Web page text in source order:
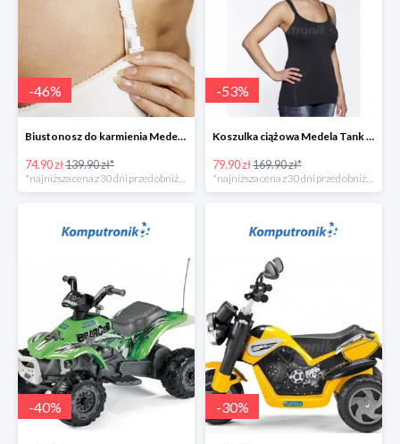
-46%
Biustonosz do karmienia Medela EVA w super cenie
74.90 zł139.90 zł*
*najniższa cena z 30 dni przed obniżką
-53%
Koszulka ciążowa Medela Tank Top w super cenie
79.90 zł169.90 zł*
*najniższa cena z 30 dni przed obniżką
-40% -30%